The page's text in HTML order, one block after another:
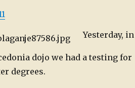
Yesterday, in
dojo we had a testing for
degrees.